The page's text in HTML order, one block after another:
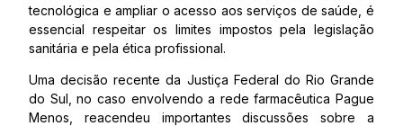
tecnológica e ampliar o acesso aos serviços de saúde, é
essencial respeitar os limites impostos pela legislação
sanitária e pela ética profissional.
Uma decisão recente da Justiça Federal do Rio Grande
do Sul, no caso envolvendo a rede farmacêutica Pague
Menos, reacendeu importantes discussões sobre a